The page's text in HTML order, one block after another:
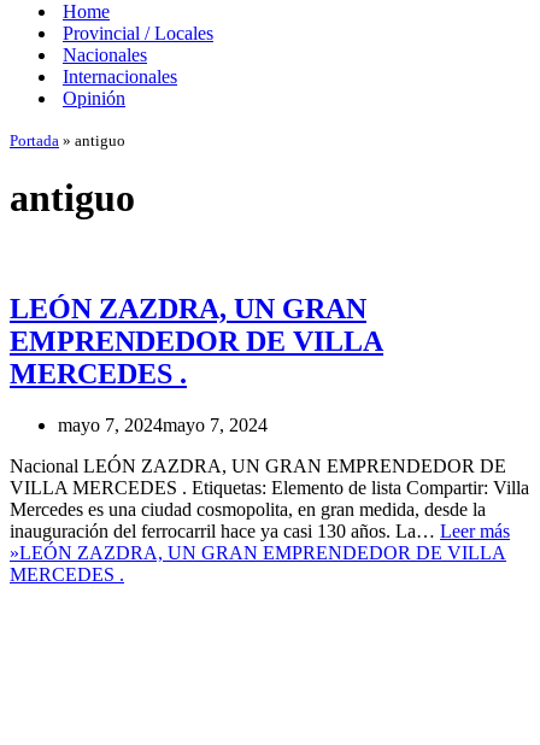
Home
Provincial / Locales
Nacionales
Internacionales
Opinión
Portada » antiguo
antiguo
LEÓN ZAZDRA, UN GRAN
EMPRENDEDOR DE VILLA
MERCEDES .
mayo 7, 2024mayo 7, 2024
Nacional LEÓN ZAZDRA, UN GRAN EMPRENDEDOR DE
VILLA MERCEDES . Etiquetas: Elemento de lista Compartir: Villa
Mercedes es una ciudad cosmopolita, en gran medida, desde la
inauguración del ferrocarril hace ya casi 130 años. La… Leer más
»LEÓN ZAZDRA, UN GRAN EMPRENDEDOR DE VILLA
MERCEDES .